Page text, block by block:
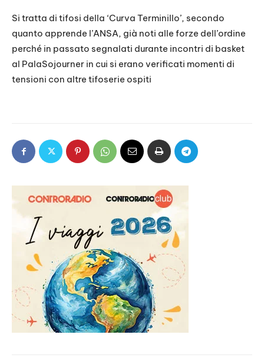
Si tratta di tifosi della ‘Curva Terminillo’, secondo
quanto apprende l’ANSA, già noti alle forze dell’ordine
perché in passato segnalati durante incontri di basket
al PalaSojourner in cui si erano verificati momenti di
tensioni con altre tifoserie ospiti